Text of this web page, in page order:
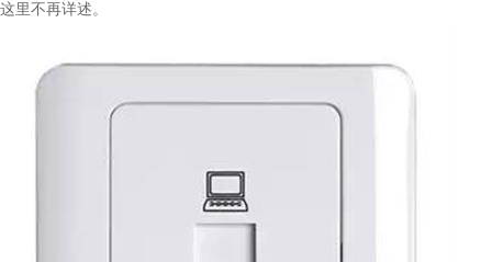
这里不再详述。